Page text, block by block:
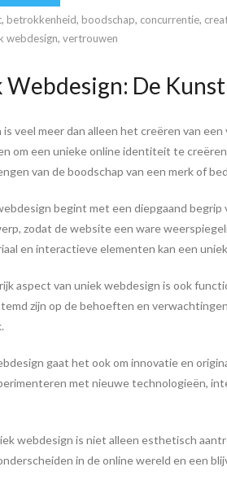
, betrokkenheid, boodschap, concurrentie,
webdesign, vertrouwen
Webdesign: De
is veel meer dan alleen het creëren van
om een unieke online identiteit te
van de boodschap van een merk of
begint met een diepgaand
zodat de website een ware
en interactieve elementen kan een
aspect van uniek webdesign is ook
zijn op de behoeften en
gaat het ook om innovatie en
met nieuwe technologieën,
webdesign is niet alleen esthetisch
in de online wereld en een